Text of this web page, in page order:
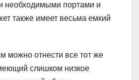
необходимыми портами и
также имеет весьма емкий
отнести все тот же
слишком низкое